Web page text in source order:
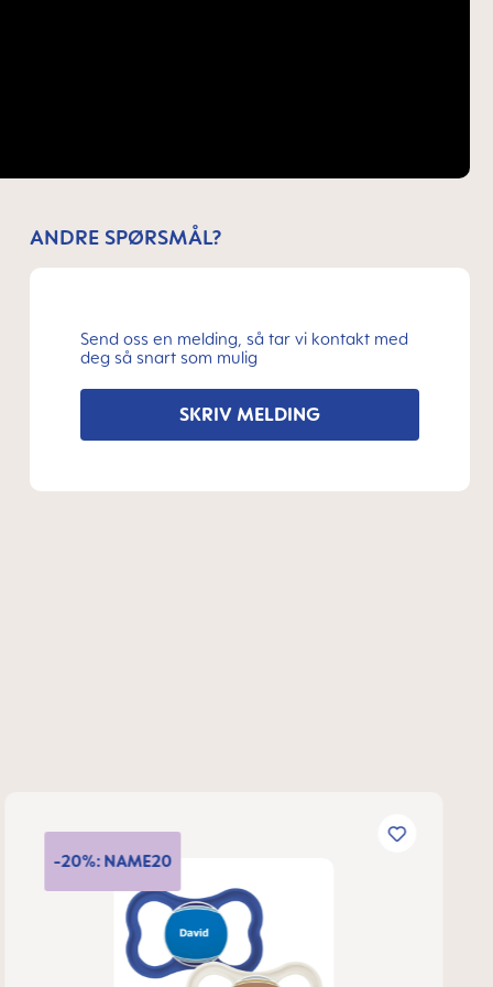
ANDRE SPØRSMÅL?
Send oss en melding, så tar vi kontakt med
deg så snart som mulig
SKRIV MELDING
-20%: NAME20